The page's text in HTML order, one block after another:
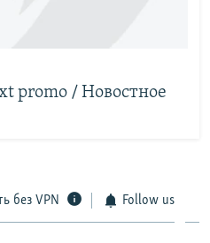
promo / Новостное
без VPN Follow us